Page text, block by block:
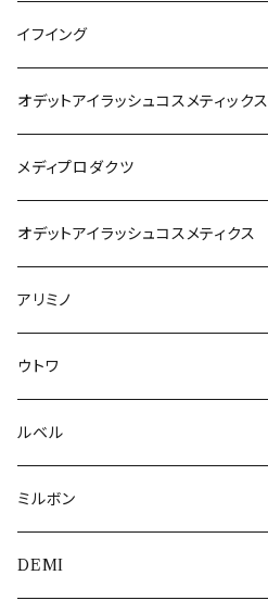
イフイング
オデットアイラッシュコスメティックス
メディプロダクツ
オデットアイラッシュコスメティクス
アリミノ
ウトワ
ルベル
ミルボン
DEMI